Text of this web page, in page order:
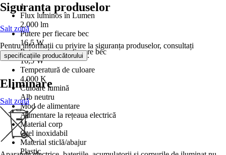
1
Flux luminos în Lumen
2.000 lm
Putere per fiecare bec
16,5 W
Putere max. per fiecare bec
16,5 W
Temperatură de culoare
4.000 K
Culoare lumină
Alb neutru
Mod de alimentare
Alimentare la rețeaua electrică
Material corp
Oţel inoxidabil
Material sticlă/abajur
Plastic
Siguranța produselor
Salt zonă
Pentru informații cu privire la siguranța produselor, consultați
specificațiile producătorului .
Eliminare
Salt zonă